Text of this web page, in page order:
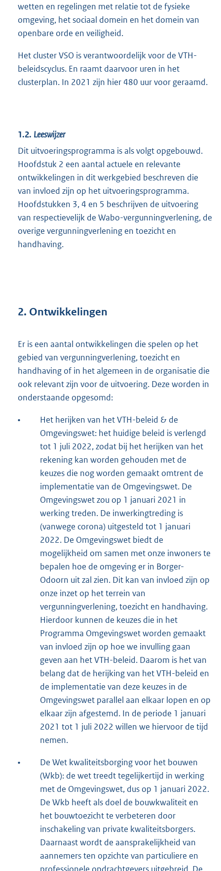
wetten en regelingen met relatie tot de fysieke
omgeving, het sociaal domein en het domein van
openbare orde en veiligheid.
Het cluster VSO is verantwoordelijk voor de VTH-
beleidscyclus. En raamt daarvoor uren in het
clusterplan. In 2021 zijn hier 480 uur voor geraamd.
1.2. Leeswijzer
Dit uitvoeringsprogramma is als volgt opgebouwd.
Hoofdstuk 2 een aantal actuele en relevante
ontwikkelingen in dit werkgebied beschreven die
van invloed zijn op het uitvoeringsprogramma.
Hoofdstukken 3, 4 en 5 beschrijven de uitvoering
van respectievelijk de Wabo-vergunningverlening, de
overige vergunningverlening en toezicht en
handhaving.
2. Ontwikkelingen
Er is een aantal ontwikkelingen die spelen op het
gebied van vergunningverlening, toezicht en
handhaving of in het algemeen in de organisatie die
ook relevant zijn voor de uitvoering. Deze worden in
onderstaande opgesomd:
•
Het herijken van het VTH-beleid & de
Omgevingswet: het huidige beleid is verlengd
tot 1 juli 2022, zodat bij het herijken van het
rekening kan worden gehouden met de
keuzes die nog worden gemaakt omtrent de
implementatie van de Omgevingswet. De
Omgevingswet zou op 1 januari 2021 in
werking treden. De inwerkingtreding is
(vanwege corona) uitgesteld tot 1 januari
2022. De Omgevingswet biedt de
mogelijkheid om samen met onze inwoners te
bepalen hoe de omgeving er in Borger-
Odoorn uit zal zien. Dit kan van invloed zijn op
onze inzet op het terrein van
vergunningverlening, toezicht en handhaving.
Hierdoor kunnen de keuzes die in het
Programma Omgevingswet worden gemaakt
van invloed zijn op hoe we invulling gaan
geven aan het VTH-beleid. Daarom is het van
belang dat de herijking van het VTH-beleid en
de implementatie van deze keuzes in de
Omgevingswet parallel aan elkaar lopen en op
elkaar zijn afgestemd. In de periode 1 januari
2021 tot 1 juli 2022 willen we hiervoor de tijd
nemen.
•
De Wet kwaliteitsborging voor het bouwen
(Wkb): de wet treedt tegelijkertijd in werking
met de Omgevingswet, dus op 1 januari 2022.
De Wkb heeft als doel de bouwkwaliteit en
het bouwtoezicht te verbeteren door
inschakeling van private kwaliteitsborgers.
Daarnaast wordt de aansprakelijkheid van
aannemers ten opzichte van particuliere en